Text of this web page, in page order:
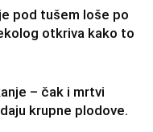
pod tušem loše po
otkriva kako to
– čak i mrtvi
krupne plodove.